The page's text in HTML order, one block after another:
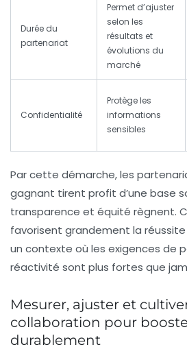
Durée du
partenariat
Permet d’ajuster
selon les
résultats et
évolutions du
marché
Confidentialité
Protège les
informations
sensibles
Par cette démarche, les
gagnant tirent profit d’une base
transparence et équité règnent.
favorisent grandement la
un contexte où les exigences de
réactivité sont plus fortes que
Mesurer, ajuster et
collaboration pour
durablement